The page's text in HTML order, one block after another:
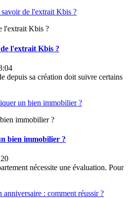
l'extrait Kbis ?
l'extrait Kbis ?
depuis sa création doit suivre certains
immobilier ?
bien immobilier ?
nécessite une évaluation. Pour